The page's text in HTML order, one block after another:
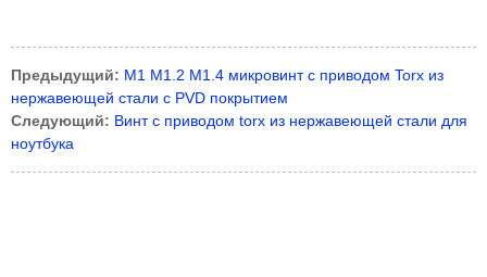
Предыдущий: M1 M1.2 M1.4 микровинт с приводом Torx из
нержавеющей стали с PVD покрытием
Следующий: Винт с приводом torx из нержавеющей стали для
ноутбука